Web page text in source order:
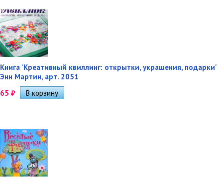
Книга 'Креативный квиллинг: открытки, украшения, подарки'
Энн Мартин, арт. 2051
65 ₽